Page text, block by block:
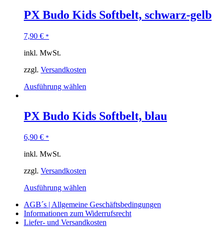
PX Budo Kids Softbelt, schwarz-gelb
7,90 € *
inkl. MwSt.
zzgl. Versandkosten
Ausführung wählen
PX Budo Kids Softbelt, blau
6,90 € *
inkl. MwSt.
zzgl. Versandkosten
Ausführung wählen
AGB´s | Allgemeine Geschäftsbedingungen
Informationen zum Widerrufsrecht
Liefer- und Versandkosten